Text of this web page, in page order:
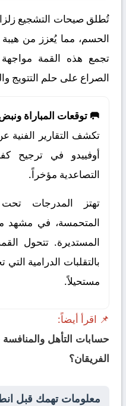
تُطلق صيحات التشجيع
الحسم، مما يُعزز من هيبة
تجمع هذه القمة
الصراع على حلم التتويج
🥅 توقعات المباراة
تكشف التقارير الفنية
أوفييدو في ترجيح
التصاعدية مؤخراً.
تهتز المدرجات
المتحمسة، في مشهد
المستديرة. تتحول
بالتقلبات الدرامية
مستحيلاً.
📌 اقرأ أيضاً:
حسابات التأهل
الفريقان؟
معلومات تهمك قبل